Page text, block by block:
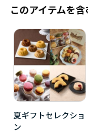
このアイテムを
夏ギフトセレクショ
ン